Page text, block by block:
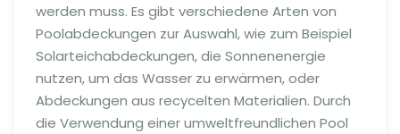
werden muss. Es gibt verschiedene Arten von
Poolabdeckungen zur Auswahl, wie zum Beispiel
Solarteichabdeckungen, die Sonnenenergie
nutzen, um das Wasser zu erwärmen, oder
Abdeckungen aus recycelten Materialien. Durch
die Verwendung einer umweltfreundlichen Pool